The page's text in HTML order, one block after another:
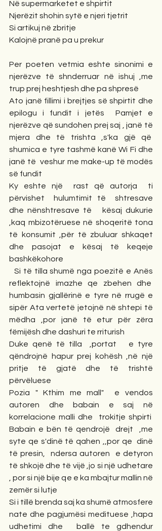
Në supermarketet e shpirtit
Njerëzit shohin sytë e njeri tjetrit
Si artikuj në zbritje
Kalojnë pranë pa u prekur
Per poeten vetmia eshte sinonimi e
njerëzve të shnderruar në ishuj ,me
trup prej heshtjesh dhe pa shpresë
Ato janë fillimi i brejtjes së shpirtit dhe
epilogu i fundit i jetës  Pamjet e
njerëzve që sundohen prej saj , janë të
mjera dhe të trishta ,s'ka gjë që
shumica e tyre tashmë kanë Wi Fi dhe
janë të  veshur me make-up të modës
së fundit
Ky eshte një  rast që autorja  ti
përvishet  hulumtimit të  shtresave
dhe nënshtresave të   kësaj dukurie
,kaq mbizotëruese në shoqeritë tona
të konsumit ,për të zbuluar shkaqet
dhe pasojat e kësaj të keqeje
bashkëkohore
Si të tilla shumë nga poezitë e Anës
reflektojnë imazhe qe zbehen dhe
humbasin gjallërinë e tyre në rrugë e
sipër Ata vertetë jetojnë në shtepi të
mëdha ,por janë të etur për zëra
fëmijësh dhe dashuri te rriturish
Duke qenë të tilla  ,portat   e tyre
qëndrojnë hapur prej kohësh ,në një
pritje të gjatë dhe të trishtë
përvëluese
Pozia " Kthim me mall"  e vendos
autoren dhe babain e saj në
korrelacione malli dhe  trokitje shpirti
Babain e bën të qendrojë  drejt  ,me
syte qe s'dinë të qahen ,,por qe  dinë
të presin,  ndersa autoren  e detyron
të shkojë dhe të vijë ,jo si një udhetare
, por si një bije qe e ka mbajtur mallin në
zemër si lutje
Si i tillë brenda saj ka shumë atmosfere
nate dhe pagjumësi medituese ,hapa
udhetimi dhe  ballë te gdhendur